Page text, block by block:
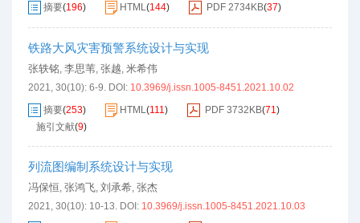
摘要(196) HTML(144) PDF 2734KB(37)
铁路大风灾害预警系统设计与实现
张轶铭, 李思苇, 张越, 米希伟
2021, 30(10): 6-9. DOI: 10.3969/j.issn.1005-8451.2021.10.02
摘要(253) HTML(111) PDF 3732KB(71)
施引文献(9)
列流图编制系统设计与实现
冯保恒 张鸿飞 刘承希 张杰
2021, 30(10): 10-13. DOI: 10.3969/j.issn.1005-8451.2021.10.03